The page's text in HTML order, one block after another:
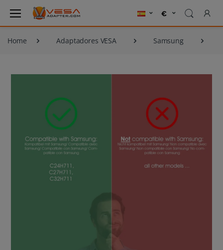
Home Adaptadores VESA Samsung